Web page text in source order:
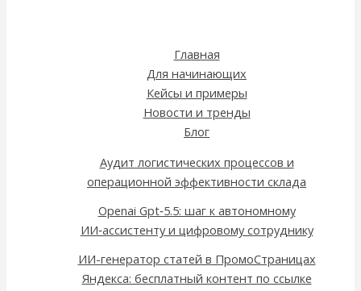
Главная
Для начинающих
Кейсы и примеры
Новости и тренды
Блог
Аудит логистических процессов и
операционной эффективности склада
Openai Gpt‑5.5: шаг к автономному
ИИ‑ассистенту и цифровому сотруднику
ИИ-генератор статей в ПромоСтраницах
Яндекса: бесплатный контент по ссылке